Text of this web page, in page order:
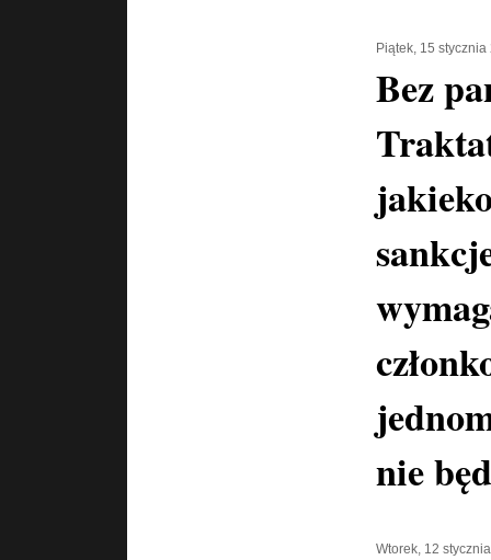
Piątek, 15 stycznia
Bez
nie
Wtorek, 12